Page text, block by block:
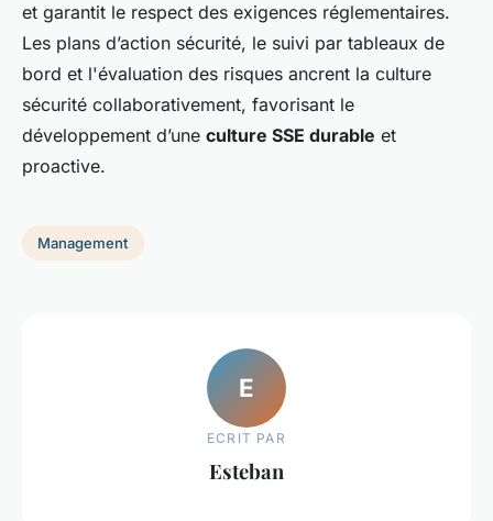
et garantit le respect des exigences réglementaires.
Les plans d’action sécurité, le suivi par tableaux de
bord et l'évaluation des risques ancrent la culture
sécurité collaborativement, favorisant le
développement d’une culture SSE durable et
proactive.
Management
E
ECRIT PAR
Esteban